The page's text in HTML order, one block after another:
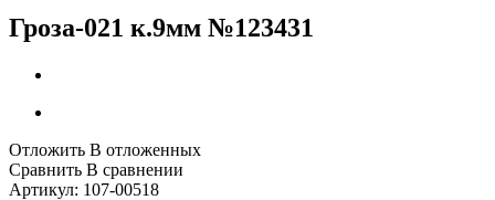
Гроза-021 к.9мм №123431
Отложить В отложенных
Сравнить В сравнении
Артикул: 107-00518